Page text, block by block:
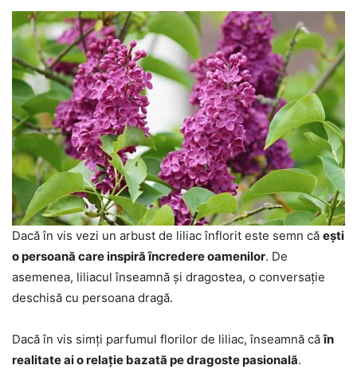
Dacă în vis vezi un arbust de liliac înflorit este semn că ești
o persoană care inspiră încredere oamenilor. De
asemenea, liliacul înseamnă și dragostea, o conversație
deschisă cu persoana dragă.
Dacă în vis simți parfumul florilor de liliac, înseamnă căîn
realitate ai o relație bazată pe dragoste pasională.